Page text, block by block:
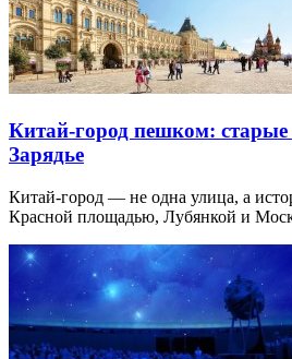
Китай-город пешком:
Зарядье
Китай-город — не одна улица, а
Красной площадью, Лубянкой и